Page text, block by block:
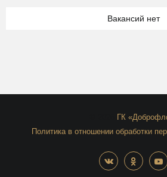
Вакансий нет
ГК
Политика в отношении обработки